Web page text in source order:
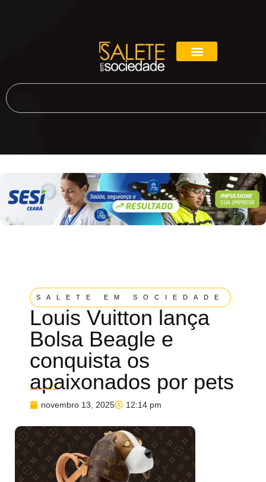
SALETE EM SOCIEDADE
Louis Vuitton lança
Bolsa Beagle e
conquista os
apaixonados por pets
novembro 13, 2025 12:14 pm